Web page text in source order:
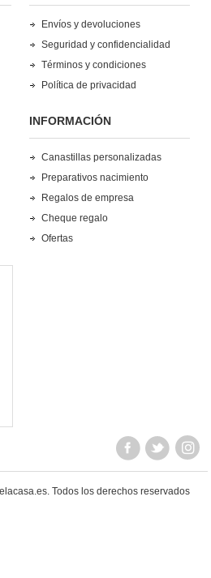
Envíos y devoluciones
Seguridad y confidencialidad
Términos y condiciones
Política de privacidad
INFORMACIÓN
Canastillas personalizadas
Preparativos nacimiento
Regalos de empresa
Cheque regalo
Ofertas
Todos los derechos reservados